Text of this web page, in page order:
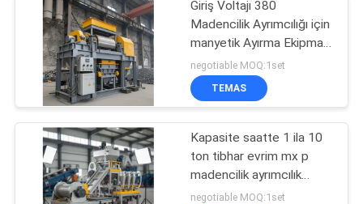
SITE
HARITASI
PRIVACY
POLICYKuru Manyetik
Ayırıcı
101
Giriş Voltajı 380
Madencilik Ayrımcılığı için
manyetik Ayırma Ekipmanı
Saatte 1 ila 10 Ton
Kapasite Malzeme
İşleme
negotiable MOQ:1set
TEMAS
Kapasite saatte 1 ila 10
ton tibhar evrim mx p
madencilik ayrımcılık
teknolojisi maden çıkarma
negotiable MOQ:1set